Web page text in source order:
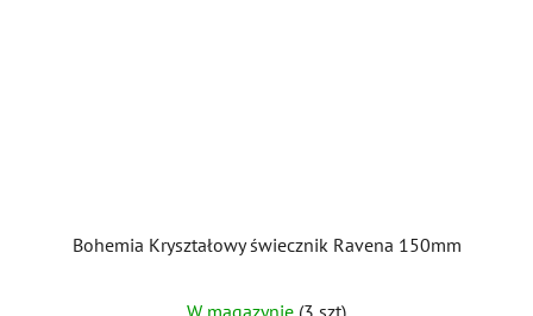
Bohemia Kryształowy świecznik Ravena 150mm
W magazynie (3 szt)